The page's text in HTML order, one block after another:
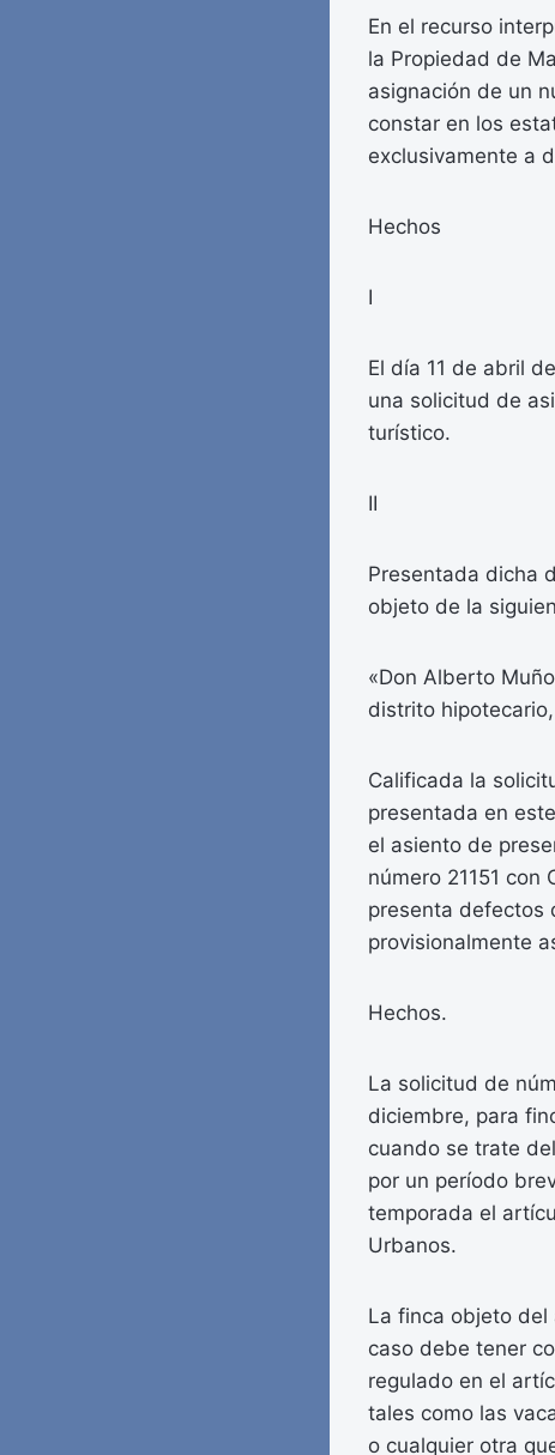
En el recurso
la Propiedad de
asignación de un
constar en los
exclusivamente a
Hechos
I
El día 11 de abril
una solicitud de
turístico.
II
Presentada dicha
objeto de la
«Don Alberto
distrito
Calificada la
presentada en
el asiento de
número 21151
presenta defectos
provisionalmente
Hechos.
La solicitud de
diciembre, para
cuando se trate
por un período
temporada el
Urbanos.
La finca objeto del
caso debe tener
regulado en el
tales como las
o cualquier otra